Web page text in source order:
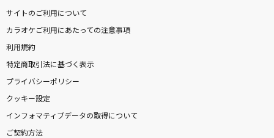
サイトのご利用について
カラオケご利用にあたっての注意事項
利用規約
特定商取引法に基づく表示
プライバシーポリシー
クッキー設定
インフォマティブデータの取得について
ご契約方法